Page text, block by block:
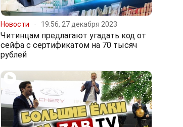
Новости 19:56, 27 декабря 2023
Читинцам предлагают угадать код от
сейфа с сертификатом на 70 тысяч
рублей